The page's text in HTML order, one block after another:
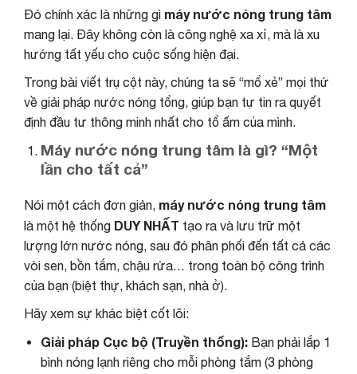
Đó chính xác là những gì máy nước nóng trung tâm
mang lại. Đây không còn là công nghệ xa xỉ, mà là xu
hướng tất yếu cho cuộc sống hiện đại.
Trong bài viết trụ cột này, chúng ta sẽ “mổ xẻ” mọi thứ
về giải pháp nước nóng tổng, giúp bạn tự tin ra quyết
định đầu tư thông minh nhất cho tổ ấm của mình.
Máy nước nóng trung tâm là gì? “Một
lần cho tất cả”
Nói một cách đơn giản, máy nước nóng trung tâm
là một hệ thống DUY NHẤT tạo ra và lưu trữ một
lượng lớn nước nóng, sau đó phân phối đến tất cả các
vòi sen, bồn tắm, chậu rửa… trong toàn bộ công trình
của bạn (biệt thự, khách sạn, nhà ở).
Hãy xem sự khác biệt cốt lõi:
Giải pháp Cục bộ (Truyền thống):Bạn phải lắp 1
bình nóng lạnh riêng cho mỗi phòng tắm (3 phòng